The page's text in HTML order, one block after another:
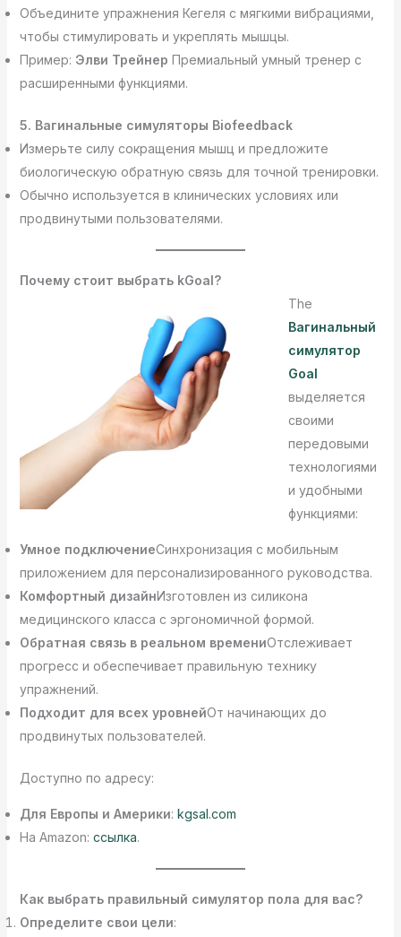
Объедините упражнения Кегеля с мягкими вибрациями,
чтобы стимулировать и укреплять мышцы.
Пример: Элви Трейнер Премиальный умный тренер с
расширенными функциями.
5. Вагинальные симуляторы Biofeedback
Измерьте силу сокращения мышц и предложите
биологическую обратную связь для точной тренировки.
Обычно используется в клинических условиях или
продвинутыми пользователями.
Почему стоит выбрать kGoal?
The
Вагинальный
симулятор
Goal
выделяется
своими
передовыми
технологиями
и удобными
функциями:
Умное подключениеСинхронизация с мобильным
приложением для персонализированного руководства.
Комфортный дизайнИзготовлен из силикона
медицинского класса с эргономичной формой.
Обратная связь в реальном времениОтслеживает
прогресс и обеспечивает правильную технику
упражнений.
Подходит для всех уровнейОт начинающих до
продвинутых пользователей.
Доступно по адресу:
Для Европы и Америки: kgsal.com
На Amazon: ссылка.
Как выбрать правильный симулятор пола для вас?
Определите свои цели: